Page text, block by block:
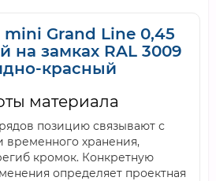
Grand Line 0,45
на замках RAL 3009
красный
материала
позицию связывают с
временного хранения,
кромок. Конкретную
определяет проектная